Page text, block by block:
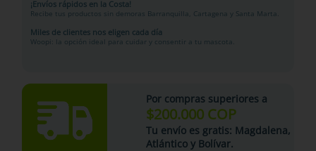
¡Envíos rápidos en la Costa!
Recibe tus productos sin demoras Barranquilla, Cartagena y Santa Marta.
Miles de clientes nos eligen cada día
Woopi: la opción ideal para cuidar y consentir a tu mascota.
Por compras superiores a
$200.000 COP
Tu envío es gratis: Magdalena,
Atlántico y Bolívar.